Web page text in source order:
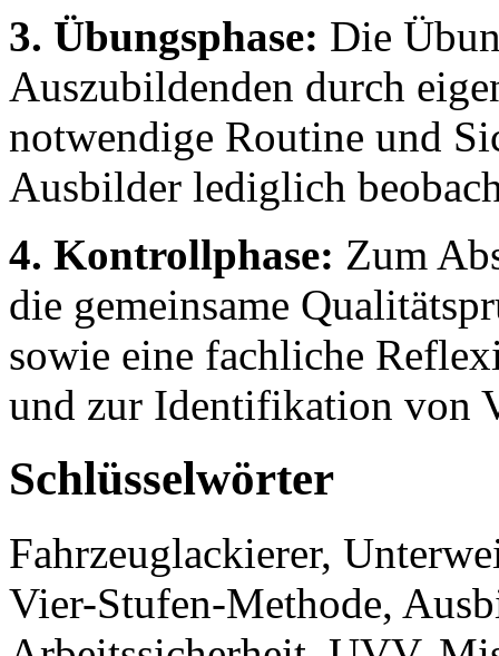
3. Übungsphase: Die
Auszubildenden durch
notwendige Routine und
Ausbilder lediglich
4. Kontrollphase: Zum
die gemeinsame
sowie eine fachliche
und zur Identifikation von
Schlüsselwörter
Fahrzeuglackierer,
Vier-Stufen-Methode,